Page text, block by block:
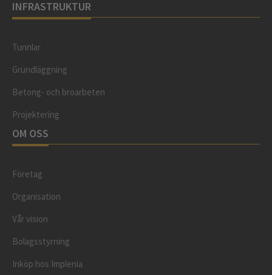
INFRASTRUKTUR
Tunnlar
Grundläggning
Betong- och broarbeten
Projektering
OM OSS
Företag
Organisation
Vår vision
Bolagsstyrning
Inköp hos Implenia